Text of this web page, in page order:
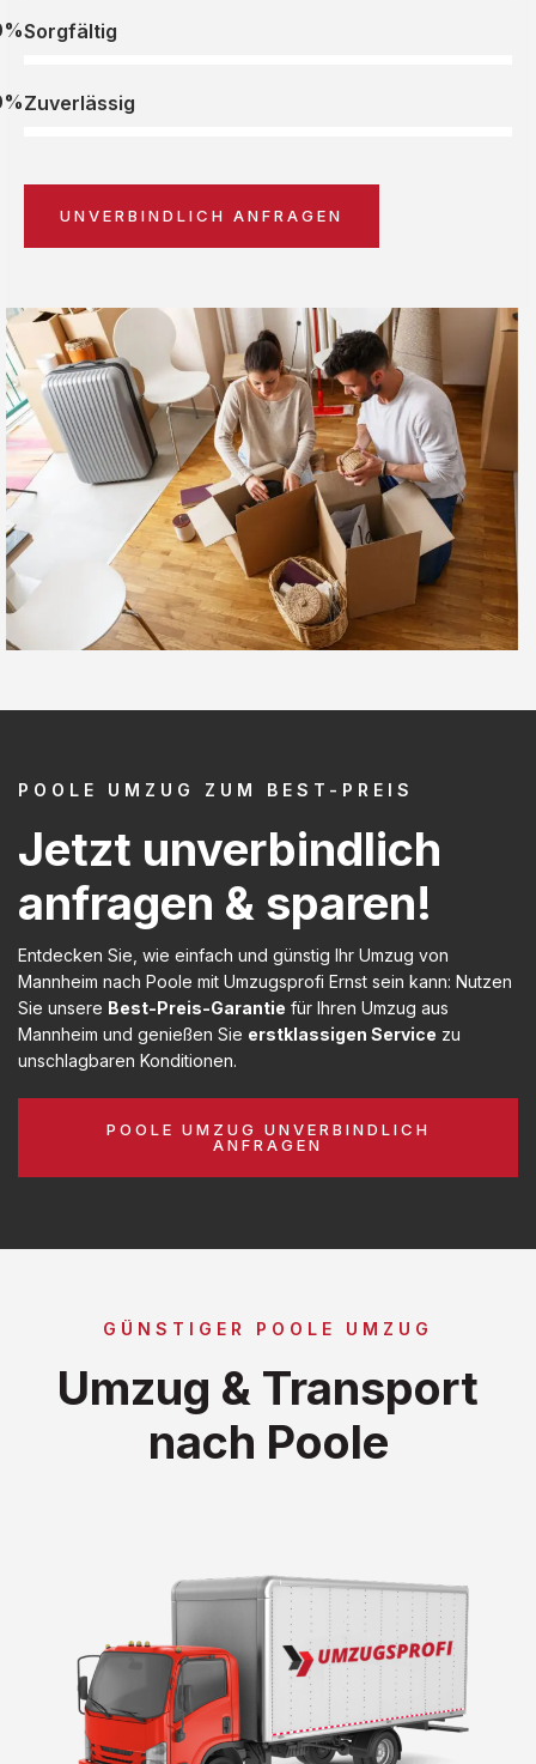
Sorgfältig
Zuverlässig
UNVERBINDLICH ANFRAGEN
POOLE UMZUG ZUM BEST-PREIS
Jetzt unverbindlich
anfragen & sparen!
Entdecken Sie, wie einfach und günstig Ihr Umzug von
Mannheim nach Poole mit Umzugsprofi Ernst sein kann: Nutzen
Sie unsere Best-Preis-Garantie für Ihren Umzug aus
Mannheim und genießen Sie erstklassigen Service zu
unschlagbaren Konditionen.
POOLE UMZUG UNVERBINDLICH
ANFRAGEN
GÜNSTIGER POOLE UMZUG
Umzug & Transport
nach Poole